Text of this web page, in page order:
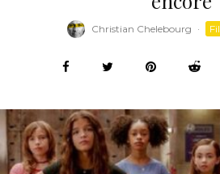
Christian Chelebourg ·